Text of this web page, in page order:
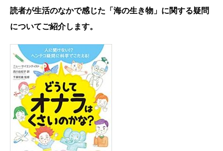
読者が生活のなかで感じた「海の生き物」に関する疑問
についてご紹介します。